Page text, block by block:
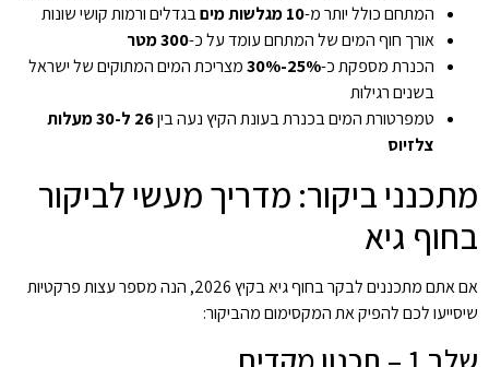
המתחם כולל יותר מ-10 מגלשות מים
בגדלים ורמות קושי שונות
אורך חוף המים של המתחם עומד על כ-300 מטר
הכנרת מספקת כ-25%-30%
מצריכת המים המתוקים של ישראל
בשנים רגילות
טמפרטורת המים בכנרת בעונת הקיץ נעה בין
26 ל-30 מעלות
צלזיוס
מתכנני ביקור: מדריך מעשי לביקור
בחוף גיא
אם אתם מתכננים לבקר בחוף גיא בקיץ 2026, הנה מספר עצות פרקטיות
שיסייעו לכם להפיק את המקסימום מהביקור: